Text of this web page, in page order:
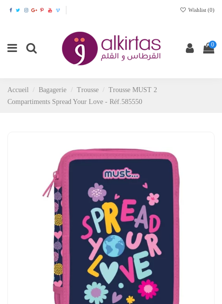
Wishlist (0)
0
Accueil Bagagerie Trousse
Trousse MUST 2
Compartiments Spread Your Love - Réf.585550